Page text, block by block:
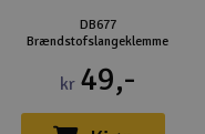
DB677
Brændstofslangeklemme
kr 49,-